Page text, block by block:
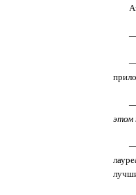
—
—
—
этом
—